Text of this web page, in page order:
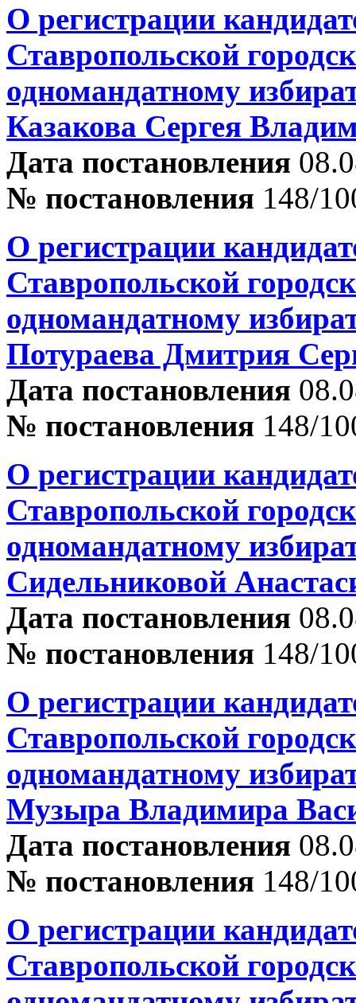
О регистрации
Ставропольской
одномандатному
Казакова Сергея
Дата постановления
№ постановления 148/
О регистрации
Ставропольской
одномандатному
Потураева Дмитрия
Дата постановления
№ постановления 148/
О регистрации
Ставропольской
одномандатному
Сидельниковой
Дата постановления
№ постановления 148/
О регистрации
Ставропольской
одномандатному
Музыра Владимира
Дата постановления
№ постановления 148/
О регистрации
Ставропольской